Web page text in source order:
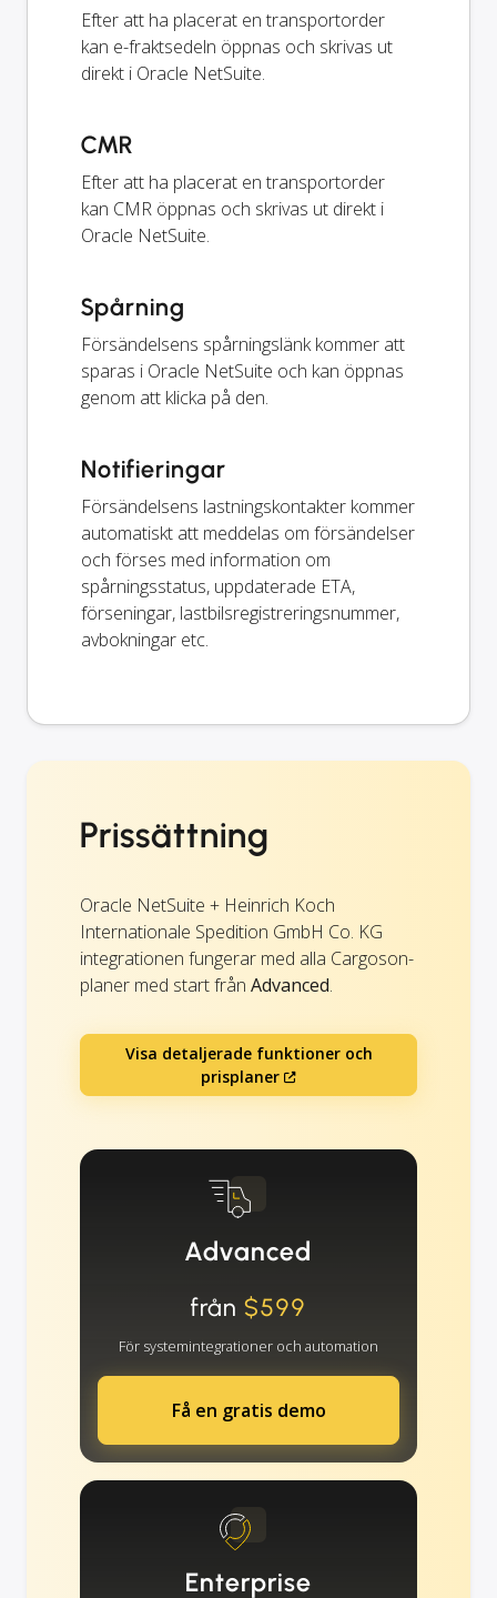
Efter att ha placerat en transportorder
kan e-fraktsedeln öppnas och skrivas ut
direkt i Oracle NetSuite.
CMR
Efter att ha placerat en transportorder
kan CMR öppnas och skrivas ut direkt i
Oracle NetSuite.
Spårning
Försändelsens spårningslänk kommer att
sparas i Oracle NetSuite och kan öppnas
genom att klicka på den.
Notifieringar
Försändelsens lastningskontakter kommer
automatiskt att meddelas om försändelser
och förses med information om
spårningsstatus, uppdaterade ETA,
förseningar, lastbilsregistreringsnummer,
avbokningar etc.
Prissättning
Oracle NetSuite + Heinrich Koch
Internationale Spedition GmbH Co. KG
integrationen fungerar med alla Cargoson-
planer med start från Advanced.
Visa detaljerade funktioner och
prisplaner
Advanced
från $599
För systemintegrationer och automation
Få en gratis demo
Enterprise